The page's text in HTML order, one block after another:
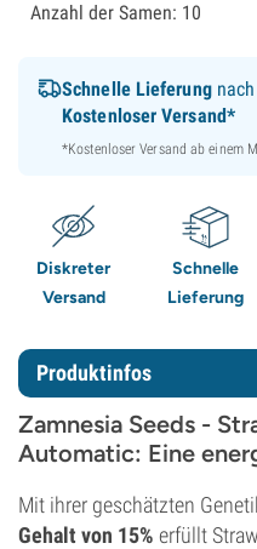
Anzahl der Samen: 10
Schnelle Lieferungnach
Kostenloser Versand*
*Kostenloser Versand ab einem
Diskreter
Versand
Schnelle
Lieferung
Produktinfos
Zamnesia Seeds -
Automatic: Eine
Mit ihrer geschätzten
Gehalt von 15% erfüllt